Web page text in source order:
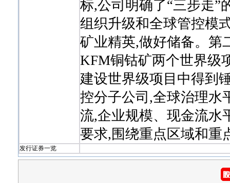
标,公司明确了“三步走”
组织升级和全球管控模
矿业精英,做好储备。第
KFM铜钴矿两个世界级
建设世界级项目中得到
控分子公司,全球治理水
流,企业规模、现金流水
要求,围绕重点区域和重
发行证券一览